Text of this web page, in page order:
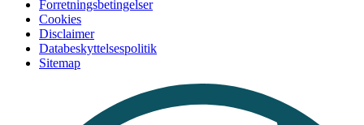
Forretningsbetingelser
Cookies
Disclaimer
Databeskyttelsespolitik
Sitemap